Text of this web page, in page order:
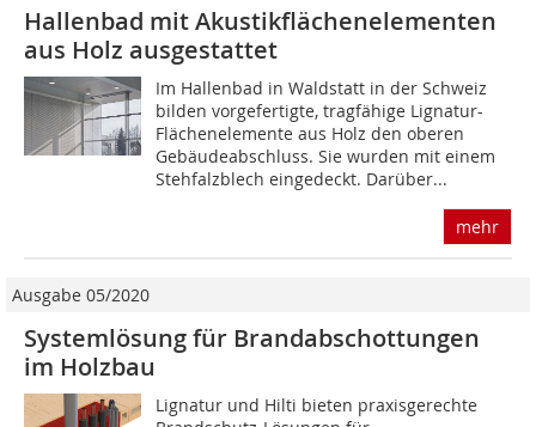
Hallenbad mit Akustikflächen­elementen
aus Holz ausgestattet
Im Hallenbad in Waldstatt in der Schweiz
bilden vorgefertigte, tragfähige Lignatur-
Flächenelemente aus Holz den oberen
Gebäudeabschluss. Sie wurden mit einem
Stehfalzblech eingedeckt. Darüber...
mehr
Ausgabe 05/2020
Systemlösung für Brandabschottungen
im Holzbau
Lignatur und Hilti bieten praxisgerechte